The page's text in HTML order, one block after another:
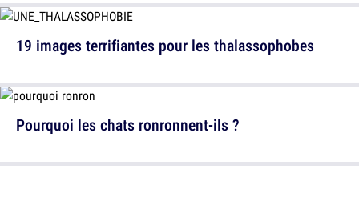
Pourquoi les chats ronronnent-ils ?
19 images terrifiantes pour les thalassophobes